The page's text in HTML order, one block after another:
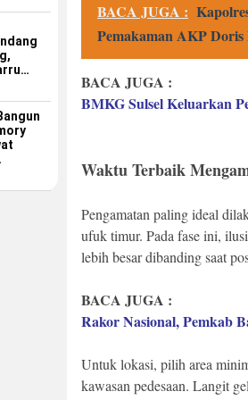
di
BACA JUGA :
Pemakaman AKP
BACA JUGA :
BMKG Sulsel Keluarkan
Waktu Terbaik
Pengamatan paling ideal
ufuk timur. Pada fase ini,
lebih besar dibanding saat
BACA JUGA :
Rakor Nasional, Pemkab
Untuk lokasi, pilih area
kawasan pedesaan. Langit